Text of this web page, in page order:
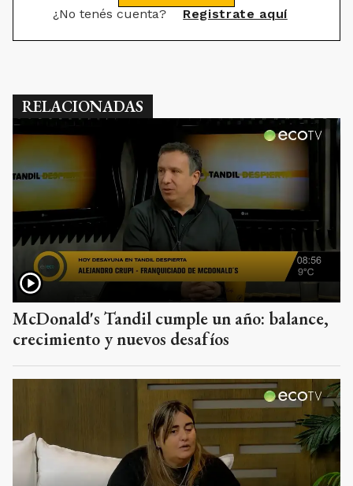
¿No tenés cuenta? Registrate aquí
RELACIONADAS
McDonald's Tandil cumple un año: balance,
crecimiento y nuevos desafíos